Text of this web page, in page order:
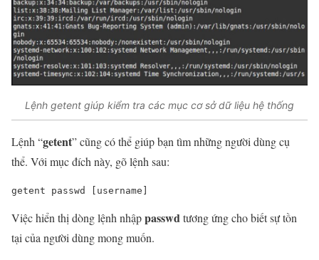
Lệnh getent giúp kiểm tra các mục cơ sở dữ liệu hệ thống
Lệnh “getent” cũng có thể giúp bạn tìm những người dùng cụ
thể. Với mục đích này, gõ lệnh sau:
getent passwd [username]
Việc hiển thị dòng lệnh nhậppasswdtương ứng cho biết sự tồn
tại của người dùng mong muốn.